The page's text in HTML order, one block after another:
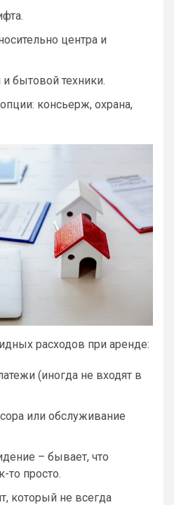
центра и
бытовой техники.
консьерж, охрана,
расходов при аренде:
(иногда не входят в
или обслуживание
– бывает, что
то просто.
который не всегда